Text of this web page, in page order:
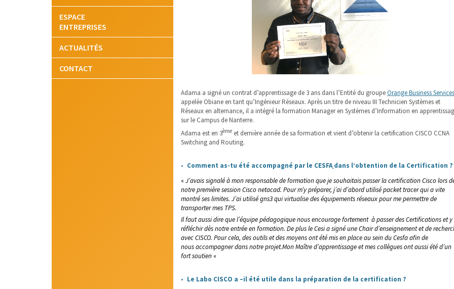
ESPACE
ENTREPRISES
ACTUALITÉS
CONTACT
Adama a signé un contrat d’apprentissage de 3 ans dans l’Entité du groupeOrange Business Services
appelée Obiane en tant qu’Ingénieur Réseaux. Après un titre de niveau III Technicien Systèmes et
Réseaux en alternance, il a intégré la formation Manager en Systèmes d’Information en
sur le Campus de Nanterre.
Adama est en 3ème et dernière année de sa formation et vient d’obtenir la certification CISCO CCNA
Switching and Routing.
Comment as-tu été accompagné parle CESFA dans l’obtention de la Certification ?
« J’avais signalé à monresponsablede formation que je souhaitais passer la certificationCiscolors
notre première sessionCisconetacad. Pour m’y préparer, j’ai d’abord utilisépackettracerqui a vite
montré ses limites. J’ai utiliségns3quivirtualisedes équipements réseaux pour me permettre de
transporter mes TPS.
Il faut aussi dire que l’équipe pédagogiquenous encourage fortement à passerdes Certificationset y
réfléchirdès notre entréeen formation. De plus le Cesi a signé une Chair d’enseignement et de
avec CISCO. Pour cela, des outilset des moyensont été mis en place au seindu Cesfaafin de
nous accompagner dans notre projet.Mon Maître d’apprentissage et mes collègues ont aussi été d’un
fort soutien «
Le Labo CISCO a –il été utile dans la préparation de la certification ?